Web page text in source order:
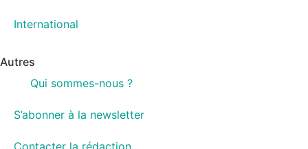
International
Autres
Qui sommes-nous ?
S’abonner à la newsletter
Contacter la rédaction